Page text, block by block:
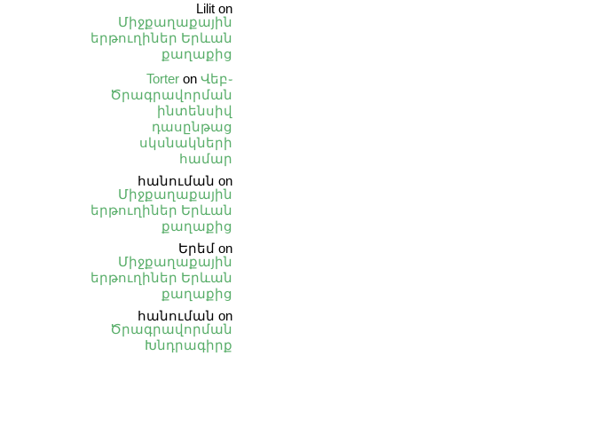
Lilit on
Միջքաղաքային
երթուղիներ Երևան
քաղաքից
Torter on Վեբ֊
Ծրագրավորման
ինտենսիվ
դասընթաց
սկսնակների
համար
հանուման on
Միջքաղաքային
երթուղիներ Երևան
քաղաքից
Երեմ on
Միջքաղաքային
երթուղիներ Երևան
քաղաքից
հանուման on
Ծրագրավորման
Խնդրագիրք